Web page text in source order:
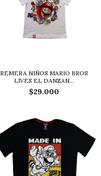
REMERA NIÑOS MARIO BROS
LIVES EL DANZAN...
$29.000